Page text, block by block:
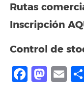
Rutas
Inscripción A
Control de